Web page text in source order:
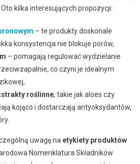
kilka interesujących propozycji:
– te produkty doskonale
konsystencja nie blokuje porów,
– pomagają regulować wydzielanie
co czyni je idealnym
roślinne, takie jak aloes czy
kojąco i dostarczają antyoksydantów,
uwagę na etykiety produktów
Nomenklatura Składników